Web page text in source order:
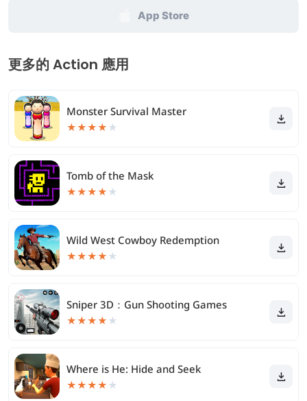
App Store
更多的 Action 應用
Monster Survival Master
★★★★ ★
Tomb of the Mask
★★★★ ★
Wild West Cowboy Redemption
★★★★ ★
Sniper 3D：Gun Shooting Games
★★★★ ★
Where is He: Hide and Seek
★★★★ ★